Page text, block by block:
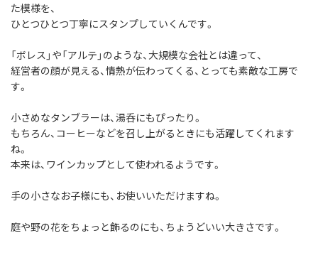
た模様を、
ひとつひとつ丁寧にスタンプしていくんです。
「ボレス」や「アルテ」のような、大規模な会社とは違って、
経営者の顔が見える、情熱が伝わってくる、とっても素敵な工房で
す。
小さめなタンブラーは、湯呑にもぴったり。
もちろん、コーヒーなどを召し上がるときにも活躍してくれます
ね。
本来は、ワインカップとして使われるようです。
手の小さなお子様にも、お使いいただけますね。
庭や野の花をちょっと飾るのにも、ちょうどいい大きさです。